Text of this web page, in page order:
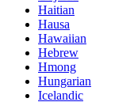
Haitian
Hausa
Hawaiian
Hebrew
Hmong
Hungarian
Icelandic